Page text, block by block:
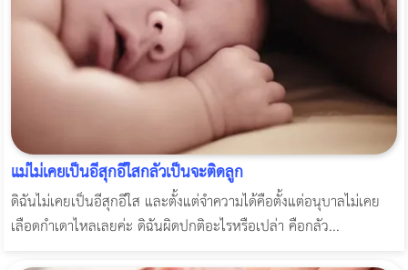
แม่ไม่เคยเป็นอีสุกอีใสกลัวเป็นจะติดลูก
ดิฉันไม่เคยเป็นอีสุกอีใส และตั้งแต่จำความได้คือตั้งแต่อนุบาลไม่เคย
เลือดกำเดาไหลเลยค่ะ ดิฉันผิดปกติอะไรหรือเปล่า คือกลัว...